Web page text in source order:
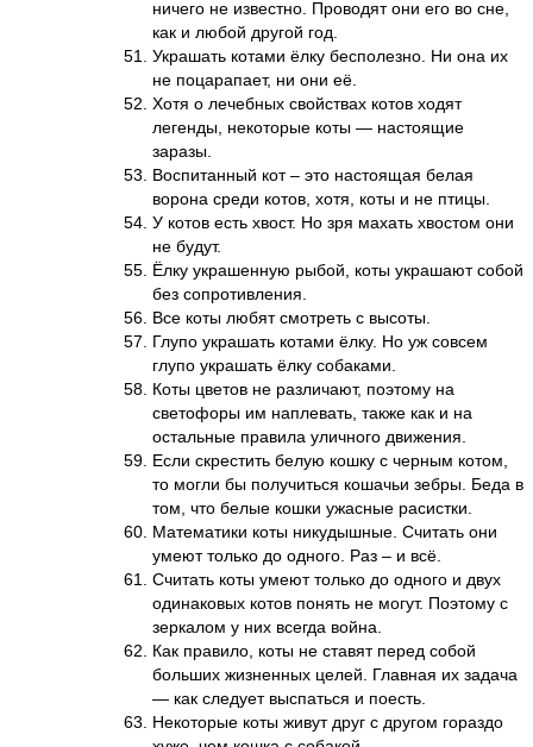
ничего не известно. Проводят они его во сне,
как и любой другой год.
Украшать котами ёлку бесполезно. Ни она их
не поцарапает, ни они её.
Хотя о лечебных свойствах котов ходят
легенды, некоторые коты — настоящие
заразы.
Воспитанный кот – это настоящая белая
ворона среди котов, хотя, коты и не птицы.
У котов есть хвост. Но зря махать хвостом они
не будут.
Ёлку украшенную рыбой, коты украшают собой
без сопротивления.
Все коты любят смотреть с высоты.
Глупо украшать котами ёлку. Но уж совсем
глупо украшать ёлку собаками.
Коты цветов не различают, поэтому на
светофоры им наплевать, также как и на
остальные правила уличного движения.
Если скрестить белую кошку с черным котом,
то могли бы получиться кошачьи зебры. Беда в
том, что белые кошки ужасные расистки.
Математики коты никудышные. Считать они
умеют только до одного. Раз – и всё.
Считать коты умеют только до одного и двух
одинаковых котов понять не могут. Поэтому с
зеркалом у них всегда война.
Как правило, коты не ставят перед собой
больших жизненных целей. Главная их задача
— как следует выспаться и поесть.
Некоторые коты живут друг с другом гораздо